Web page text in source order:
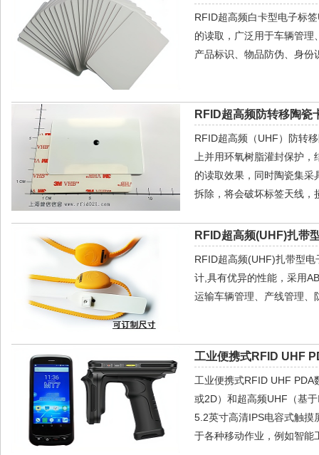
RFID超高频白卡型电子标
的读取，广泛用于车辆管
产品标识、物品防伪、身份
RFID超高频防转移陶瓷
RFID超高频（UHF）防转
上并用环氧树脂灌封保护
的读取效果，同时陶瓷集
拆除，将会破坏标签天线，
RFID超高频(UHF)扎带
RFID超高频(UHF)扎带型
计,具有优异的性能，采用
运输车辆管理、产线管理、
工业便携式RFID UHF
工业便携式RFID UHF
或2D）和超高频UHF（基
5.2英寸高清IPS电容式触
于各种移动作业，例如智能